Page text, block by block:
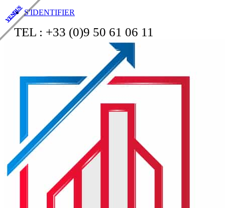
S'IDENTIFIER
TEL : +33 (0)9 50 61 06 11
VENDUS
VENDUS